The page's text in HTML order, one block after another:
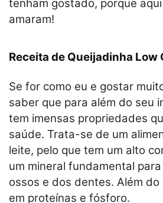
tenham gostado, porque
amaram!
Receita de Queijadinha Low
Se for como eu e gostar
saber que para além do seu
tem imensas propriedades
saúde. Trata-se de um
leite, pelo que tem um alto
um mineral fundamental
ossos e dos dentes. Além do
em proteínas e fósforo.